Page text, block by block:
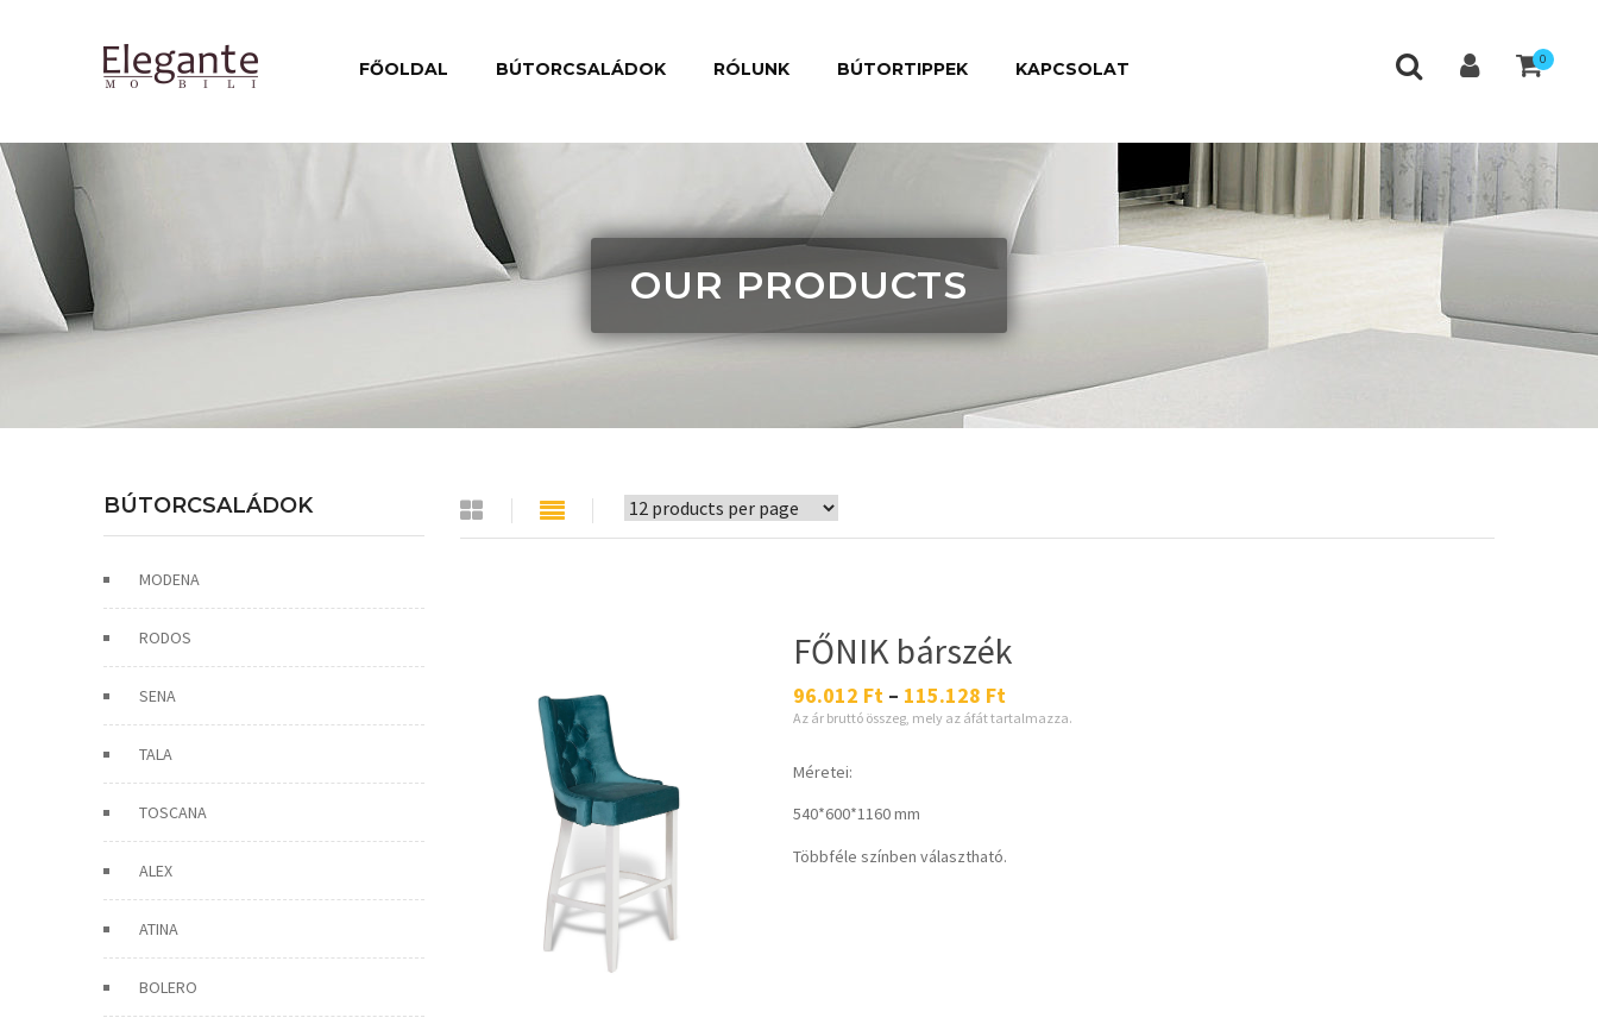
FŐOLDAL BÚTORCSALÁDOK RÓLUNK BÚTORTIPPEK KAPCSOLAT 0
OUR PRODUCTS
BÚTORCSALÁDOK
MODENA
RODOS
SENA
TALA
TOSCANA
ALEX
ATINA
BOLERO
FŐNIK bárszék
96.012 Ft – 115.128 Ft
Az ár bruttó összeg, mely az áfát tartalmazza.
Méretei:
540*600*1160 mm
Többféle színben választható.